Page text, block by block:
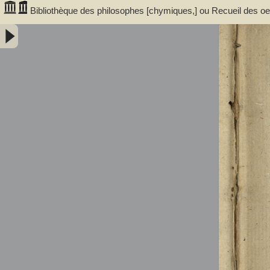
Bibliothèque des philosophes [chymiques,] ou Recueil des
Tome premier, contenant sept traitez... avec un discours,
trouvent dans ces traitez... par le sieur S.D.E.M. - Salmon, William